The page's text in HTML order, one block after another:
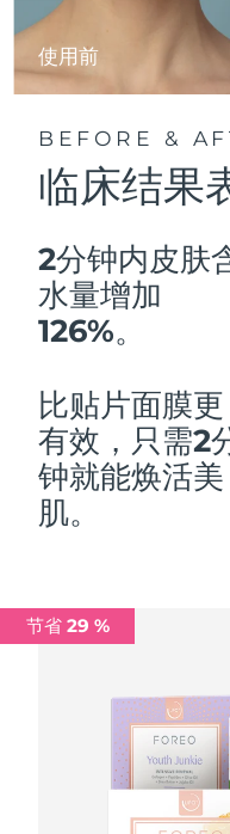
使用前
BEFORE &
临床结果
2分钟内皮肤
水量增加
126%。
比贴片面膜更
有效，只需2
钟就能焕活美
肌。
节省 29 %
FOREO APP
关于我们
科威特
卢森堡
中国澳门特别行政区
马来西亚
马耳他
墨西哥
荷兰